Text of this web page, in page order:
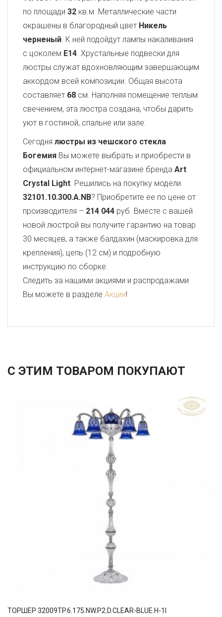
по площади 32 кв.м. Металлические части
окрашены в благородный цвет Никель
черненый. К ней подойдут лампы накаливания
с цоколем E14. Хрустальные подвески для
люстры служат вдохновляющим завершающим
аккордом всей композиции. Общая высота
составляет 68 см. Наполняя помещение теплым
свечением, эта люстра создана, чтобы дарить
уют в гостиной, спальне или зале.
Сегодня люстры из чешского стекла
Богемия Вы можете выбрать и приобрести в
официальном интернет-магазине бренда Art
Crystal Light. Решились на покупку модели
32101.10.300.A.NB? Приобретите ее по цене от
производителя – 214 044 руб. Вместе с вашей
новой люстрой вы получите гарантию на товар
30 месяцев, а также балдахин (маскировка для
крепления), цепь (12 см) и подробную
инструкцию по сборке.
Следить за нашими акциями и распродажами
Вы можете в разделе Акции!
С ЭТИМ ТОВАРОМ ПОКУПАЮТ
ТОРШЕР 32009TP.6.175.NW.P2.D.CLEAR-BLUE.H-1I